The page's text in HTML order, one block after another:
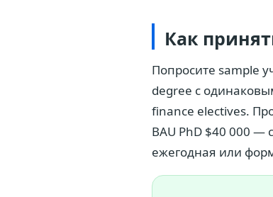
Как
Попросите sample
degree с
finance electives.
BAU PhD $40 000 —
ежегодная или